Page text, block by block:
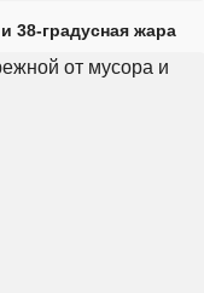
38-градусная жара